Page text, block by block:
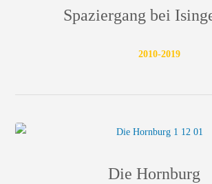
Spaziergang bei
2010-2019
Die Hornburg